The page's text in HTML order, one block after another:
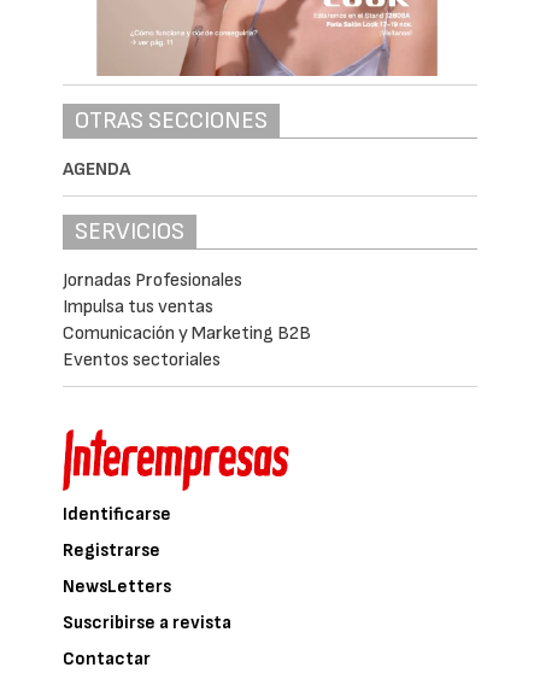
OTRAS SECCIONES
AGENDA
SERVICIOS
Jornadas Profesionales
Impulsa tus ventas
Comunicación y Marketing B2B
Eventos sectoriales
Identificarse
Registrarse
NewsLetters
Suscribirse a revista
Contactar